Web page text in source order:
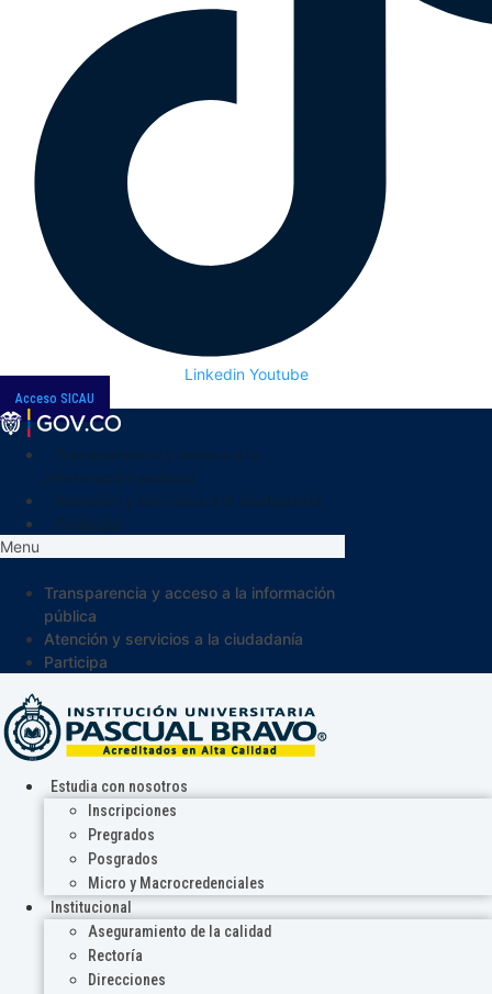
Linkedin Youtube
Acceso SICAU
Menu
Transparencia y acceso a la información
pública
Atención y servicios a la ciudadanía
Participa
Estudia con nosotros
Inscripciones
Pregrados
Posgrados
Micro y Macrocredenciales
Institucional
Aseguramiento de la calidad
Rectoría
Direcciones